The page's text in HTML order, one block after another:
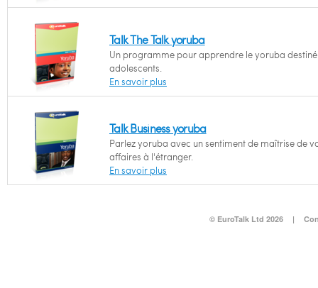
Talk The Talk yoruba
Un programme pour apprendre le yoruba
adolescents.
En savoir plus
Talk Business yoruba
Parlez yoruba avec un sentiment de maîtrise de
affaires à l'étranger.
En savoir plus
© EuroTalk Ltd 2026 |